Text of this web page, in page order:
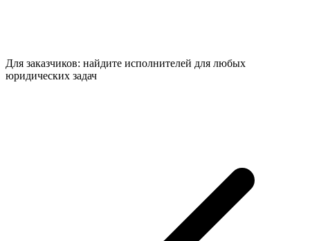
Для заказчиков: найдите исполнителей для любых
юридических задач